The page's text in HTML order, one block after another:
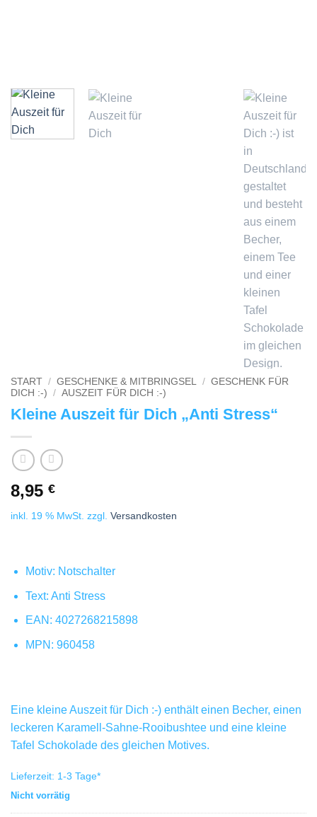
START / GESCHENKE & MITBRINGSEL / GESCHENK FÜR
DICH :-)
/ AUSZEIT FÜR DICH :-)
Kleine Auszeit für Dich „Anti Stress“
8,95 €
inkl. 19 % MwSt. zzgl. Versandkosten
Motiv: Notschalter
Text: Anti Stress
EAN: 4027268215898
MPN: 960458
Eine kleine Auszeit für Dich :-) enthält einen Becher, einen
leckeren Karamell-Sahne-Rooibushtee und eine kleine
Tafel Schokolade des gleichen Motives.
Lieferzeit: 1-3 Tage*
Nicht vorrätig